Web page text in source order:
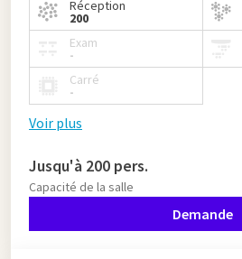
Réception
200
Exam
-
Carré
-
Voir plus
Jusqu'à 200 pers.
Capacité de la salle
Demande